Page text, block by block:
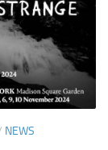
NEWS